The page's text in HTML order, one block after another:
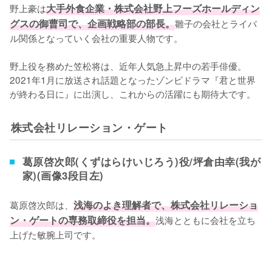
野上豪は大手外食企業・株式会社野上フーズホールディン
グスの御曹司で、企画戦略部の部長。雛子の会社とライバ
ル関係となっていく会社の重要人物です。
野上役を務めた笠松将は、近年人気急上昇中の若手俳優。
2021年1月に放送され話題となったゾンビドラマ『君と世界
株式会社リレーション・ゲート
葛原啓次郎(くずはらけいじろう)役/坪倉由幸(我が
家)(画像3段目左)
葛原啓次郎は、 浅海のよき理解者で、株式会社リレーショ
ン・ゲートの専務取締役を担当。浅海とともに会社を立ち
上げた敏腕上司です。